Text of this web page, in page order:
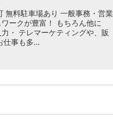
無料駐車場あり 一般事務・営業
ークが豊富！ もちろん他に
・ テレマーケティングや、販
仕事も多...